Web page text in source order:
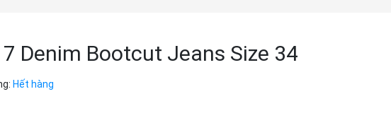
Denim Bootcut Jeans Size 34
Hết hàng